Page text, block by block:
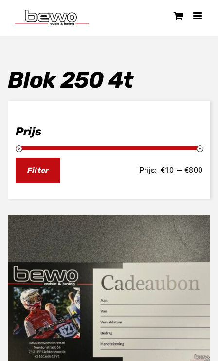
naar
Blok 250 4t
Prijs
Filter Prijs: €10 —€800